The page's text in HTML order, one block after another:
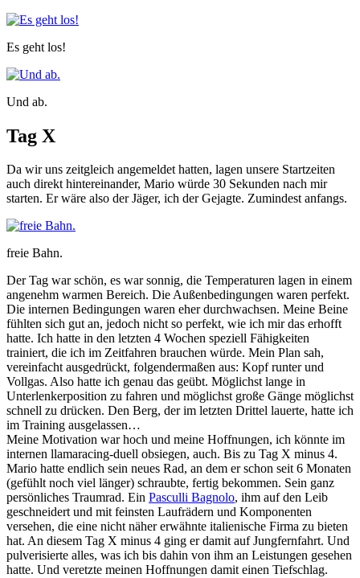
Es geht los!
Und ab.
Tag X
Da wir uns zeitgleich angemeldet hatten, lagen unsere Startzeiten
auch direkt hintereinander, Mario würde 30 Sekunden nach mir
starten. Er wäre also der Jäger, ich der Gejagte. Zumindest anfangs.
freie Bahn.
Der Tag war schön, es war sonnig, die Temperaturen lagen in einem
angenehm warmen Bereich. Die Außenbedingungen waren perfekt.
Die internen Bedingungen waren eher durchwachsen. Meine Beine
fühlten sich gut an, jedoch nicht so perfekt, wie ich mir das erhofft
hatte. Ich hatte in den letzten 4 Wochen speziell Fähigkeiten
trainiert, die ich im Zeitfahren brauchen würde. Mein Plan sah,
vereinfacht ausgedrückt, folgendermaßen aus: Kopf runter und
Vollgas. Also hatte ich genau das geübt. Möglichst lange in
Unterlenkerposition zu fahren und möglichst große Gänge möglichst
schnell zu drücken. Den Berg, der im letzten Drittel lauerte, hatte ich
im Training ausgelassen…
Meine Motivation war hoch und meine Hoffnungen, ich könnte im
internen llamaracing-duell obsiegen, auch. Bis zu Tag X minus 4.
Mario hatte endlich sein neues Rad, an dem er schon seit 6 Monaten
(gefühlt noch viel länger) schraubte, fertig bekommen. Sein ganz
persönliches Traumrad. Ein Pasculli Bagnolo, ihm auf den Leib
geschneidert und mit feinsten Laufrädern und Komponenten
versehen, die eine nicht näher erwähnte italienische Firma zu bieten
hat. An diesem Tag X minus 4 ging er damit auf Jungfernfahrt. Und
pulverisierte alles, was ich bis dahin von ihm an Leistungen gesehen
hatte. Und veretzte meinen Hoffnungen damit einen Tiefschlag.